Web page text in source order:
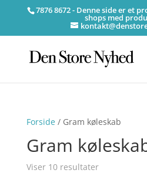
7876 8672 - Denne side er et
shops med
Forside/ Gram køleskab
Gram
Viser 10 resultater